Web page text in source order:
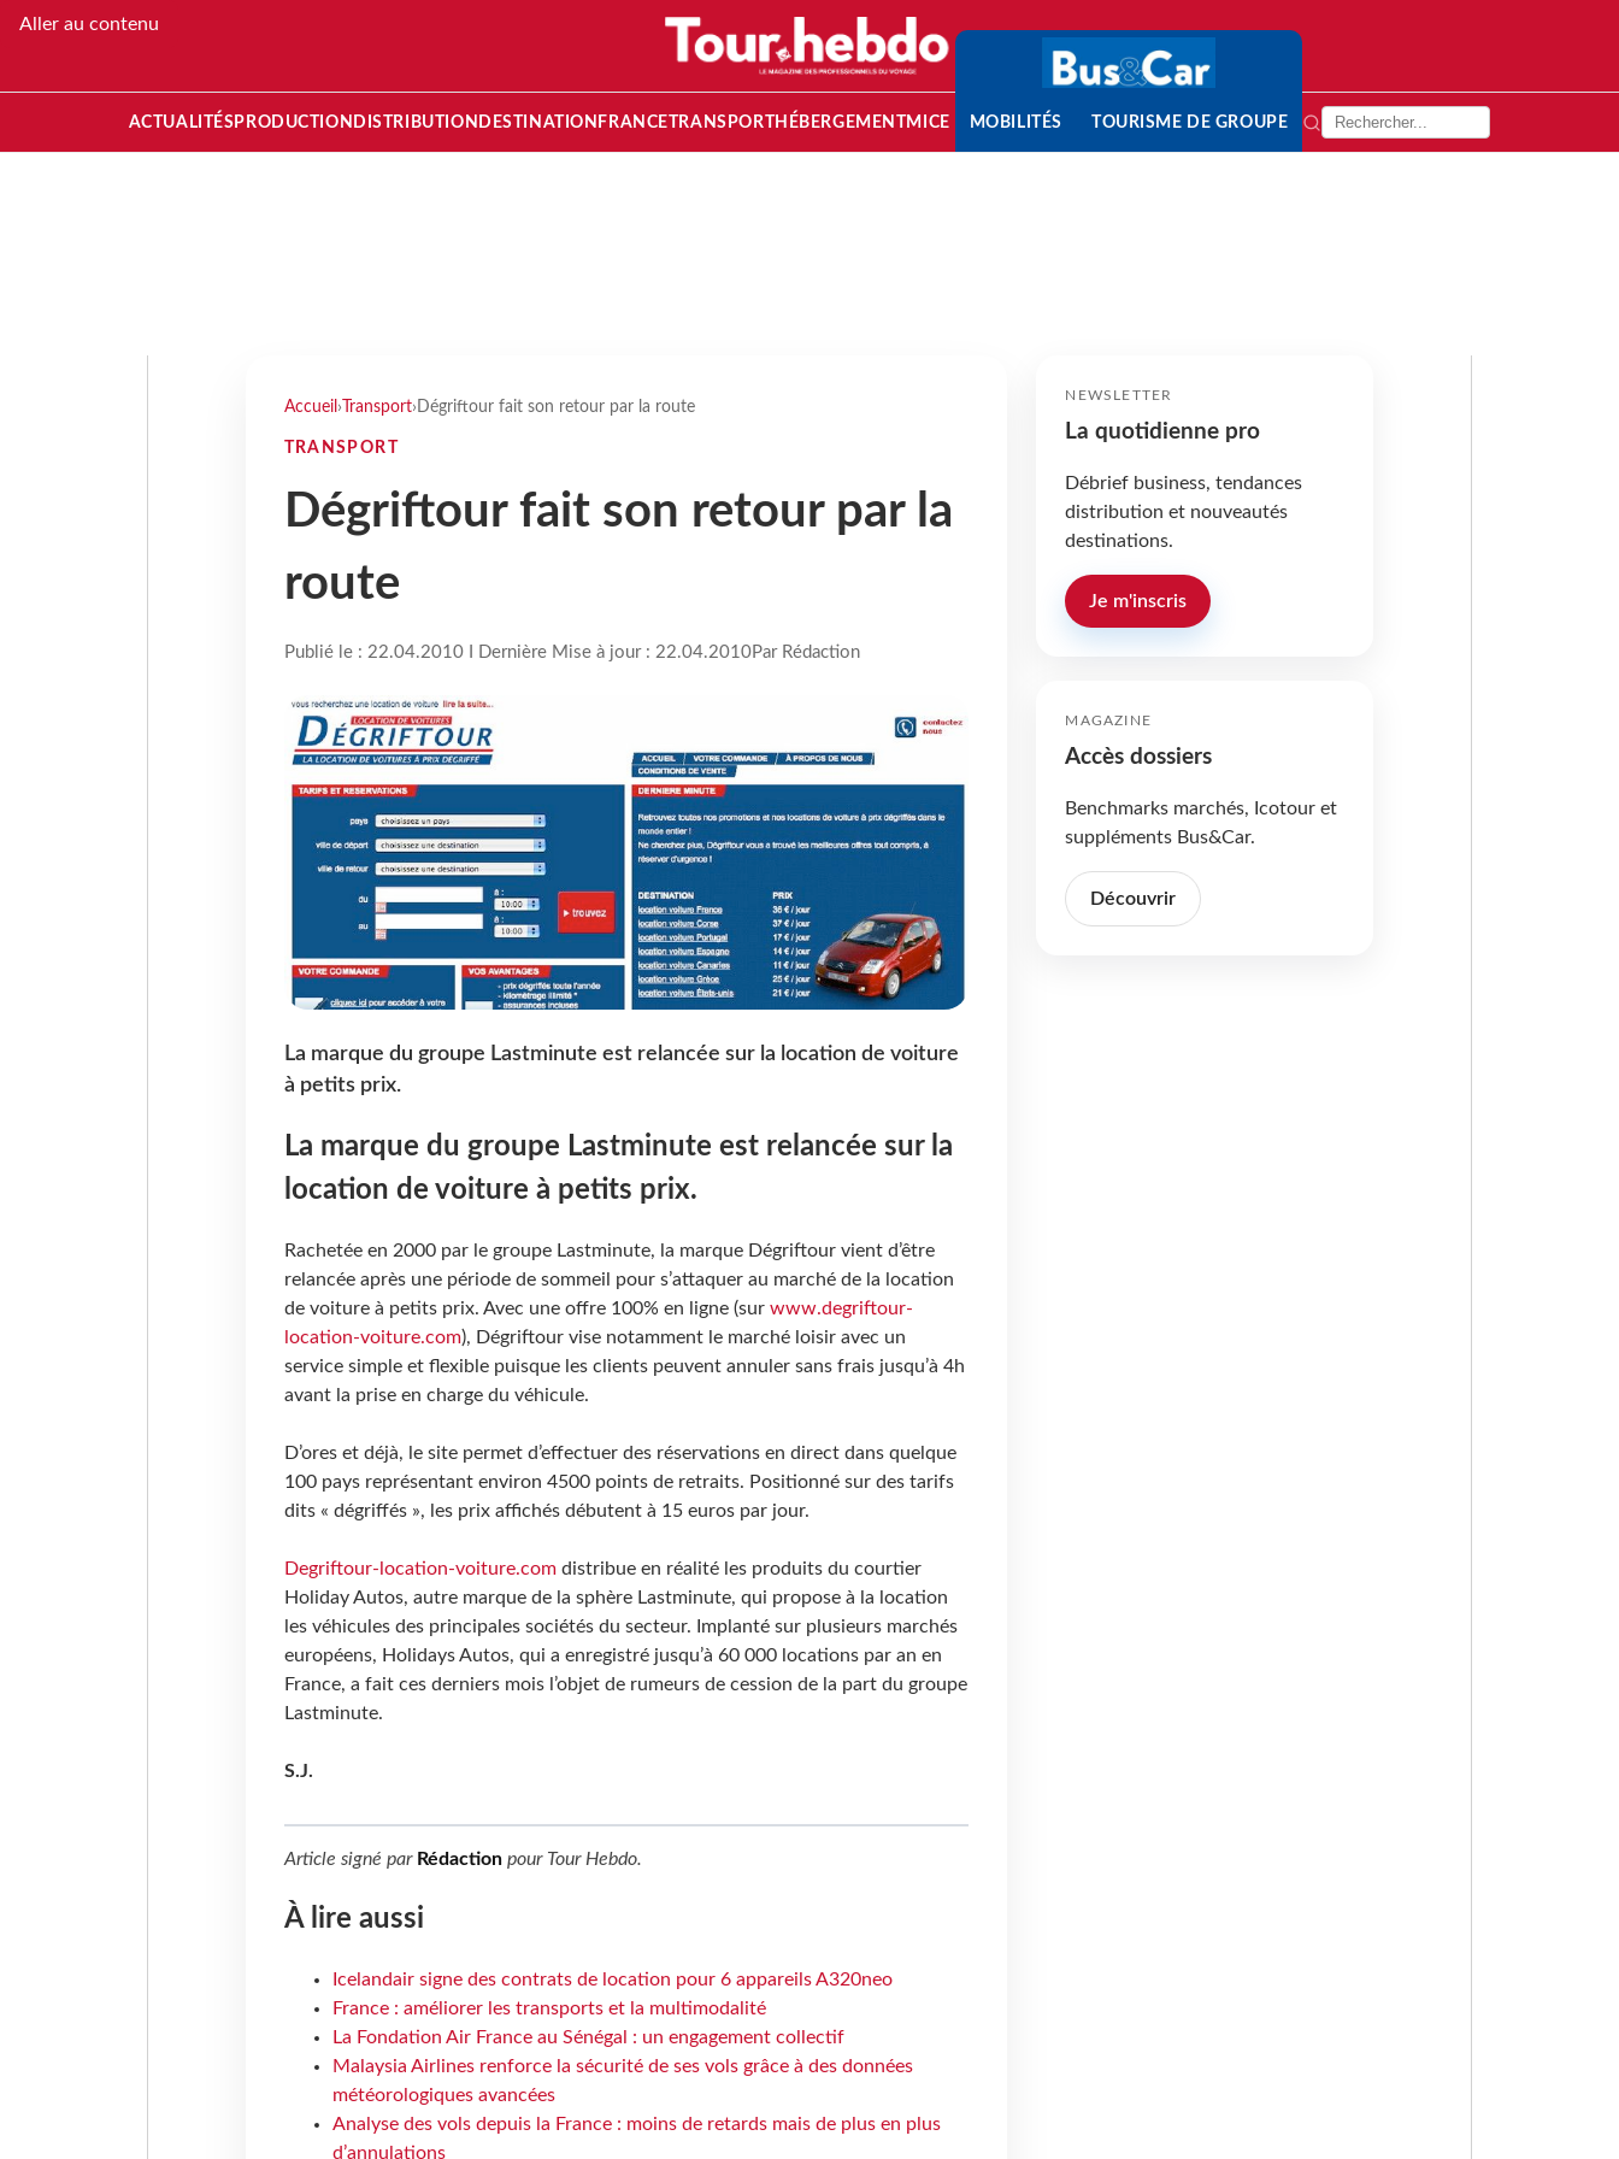
Aller au contenu
ACTUALITÉS PRODUCTION DISTRIBUTION DESTINATION FRANCETRANSPORT HÉBERGEMENTMICE MOBILITÉS TOURISME DE GROUPE
Accueil › Transport› Dégriftour fait son retour par la route
TRANSPORT
Dégriftour fait son retour par la
route
Publié le : 22.04.2010 I Dernière Mise à jour : 22.04.2010Par Rédaction
La marque du groupe Lastminute est relancée sur la location de voiture
à petits prix.
La marque du groupe Lastminute est relancée sur la
location de voiture à petits prix.
Rachetée en 2000 par le groupe Lastminute, la marque Dégriftour vient d’être
relancée après une période de sommeil pour s’attaquer au marché de la location
de voiture à petits prix. Avec une offre 100% en ligne (sur www.degriftour-
location-voiture.com), Dégriftour vise notamment le marché loisir avec un
service simple et flexible puisque les clients peuvent annuler sans frais jusqu’à 4h
avant la prise en charge du véhicule.
D’ores et déjà, le site permet d’effectuer des réservations en direct dans quelque
100 pays représentant environ 4500 points de retraits. Positionné sur des tarifs
dits « dégriffés », les prix affichés débutent à 15 euros par jour.
Degriftour-location-voiture.comdistribue en réalité les produits du courtier
Holiday Autos, autre marque de la sphère Lastminute, qui propose à la location
les véhicules des principales sociétés du secteur. Implanté sur plusieurs marchés
européens, Holidays Autos, qui a enregistré jusqu’à 60 000 locations par an en
France, a fait ces derniers mois l’objet de rumeurs de cession de la part du groupe
Lastminute.
S.J.
Article signé par Rédactionpour Tour Hebdo.
À lire aussi
Icelandair signe des contrats de location pour 6 appareils A320neo
France : améliorer les transports et la multimodalité
La Fondation Air France au Sénégal : un engagement collectif
Malaysia Airlines renforce la sécurité de ses vols grâce à des données
météorologiques avancées
Analyse des vols depuis la France : moins de retards mais de plus en plus
d’annulations
NEWSLETTER
La quotidienne pro
Débrief business, tendances
distribution et nouveautés
destinations.
Je m'inscris
MAGAZINE
Accès dossiers
Benchmarks marchés, Icotour et
suppléments Bus&Car.
Découvrir